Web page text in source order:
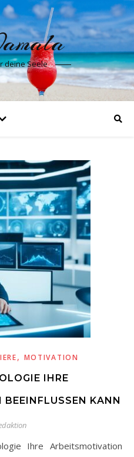
deine Seele
, MOTIVATION
IHRE
KANN